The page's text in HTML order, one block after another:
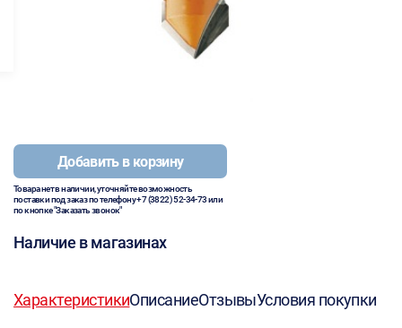
Добавить в корзину
Товара нет в наличии, уточняйте возможность
поставки под заказ по телефону+7 (3822) 52-34-73или
по кнопке "Заказать звонок"
Наличие в магазинах
ХарактеристикиОписаниеОтзывыУсловия покупки